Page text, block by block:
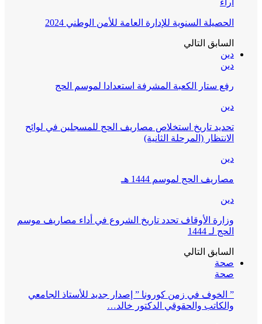
آراء
الحصيلة السنوية للإدارة العامة للأمن الوطني 2024
السابق التالي
دين
دين
رفع ستار الكعبة المشرفة استعدادا لموسم الحج
دين
تحديد تاريخ استخلاص مصاريف الحج للمسجلين في لوائح
الانتظار (المرحلة الثانية)
دين
مصاريف الحج لموسم 1444 هـ
دين
وزارة الأوقاف تحدد تاريخ الشروع في أداء مصاريف موسم
الحج لـ 1444
السابق التالي
صحة
صحة
” الخوف في زمن كورونا ” إصدار جديد للأستاذ الجامعي
والكاتب والحقوقي الدكتور خالد…